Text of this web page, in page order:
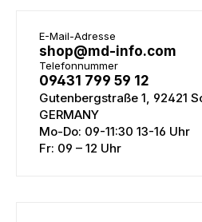
E-Mail-Adresse
shop@md-info.com
Telefonnummer
09431 799 59 12
Gutenbergstraße 1, 92421
GERMANY
Mo-Do: 09-11:30 13-16 Uhr
Fr: 09 – 12 Uhr